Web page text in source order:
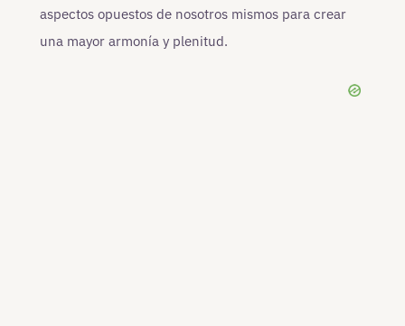
aspectos opuestos de nosotros mismos para crear
una mayor armonía y plenitud.